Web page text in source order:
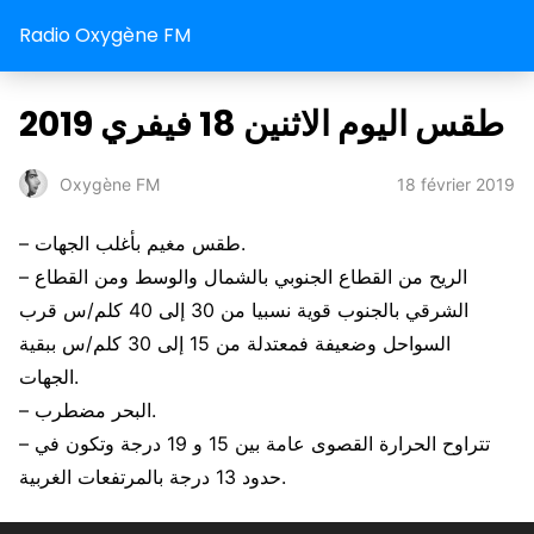
Radio Oxygène FM
طقس اليوم الاثنين 18 فيفري 2019
Oxygène FM 18 février 2019
– طقس مغيم بأغلب الجهات.
– الريح من القطاع الجنوبي بالشمال والوسط ومن القطاع
الشرقي بالجنوب قوية نسبيا من 30 إلى 40 كلم/س قرب
السواحل وضعيفة فمعتدلة من 15 إلى 30 كلم/س ببقية
الجهات.
– البحر مضطرب.
– تتراوح الحرارة القصوى عامة بين 15 و 19 درجة وتكون في
حدود 13 درجة بالمرتفعات الغربية.